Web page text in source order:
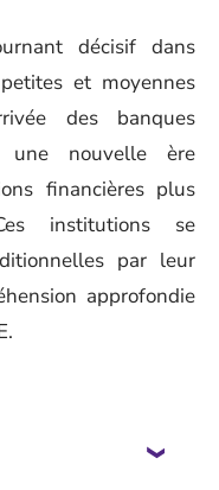
décisif dans
et moyennes
des banques
une nouvelle ère
financières plus
institutions se
par leur
approfondie